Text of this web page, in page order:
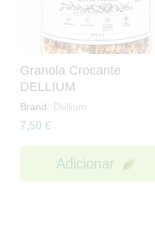
Granola Crocante
DELLIUM
Brand: Dellium
7,50 €
Adicionar